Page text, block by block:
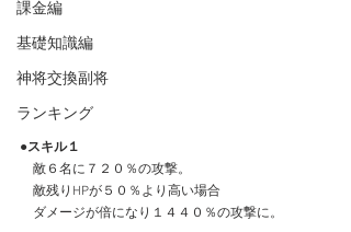
課金編
基礎知識編
神将交換副将
ランキング
●スキル１
敵６名に７２０％の攻撃。
敵残りHPが５０％より高い場合
ダメージが倍になり１４４０％の攻撃に。